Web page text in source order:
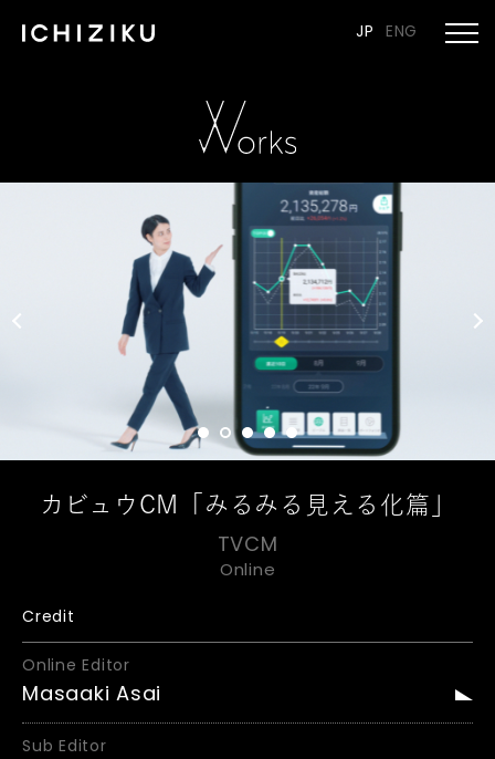
JP ENG
カビュウCM「みるみる見える化篇」
TVCM
Online
Credit
Online Editor
Masaaki Asai
Sub Editor